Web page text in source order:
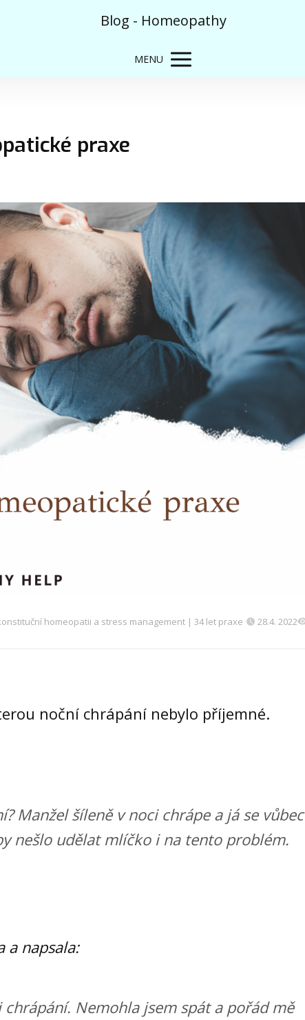
Blog - Homeopathy
MENU
praxe
homeopatii a stress management | 34 let praxe 28.4. 2022
noční chrápání nebylo příjemné.
Manžel šíleně v noci chrápe a já se vůbec
nešlo udělat mlíčko i na tento problém.
a napsala:
Nemohla jsem spát a pořád mě